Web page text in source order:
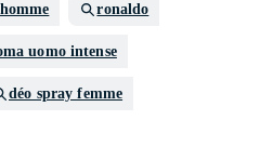
ronaldo
uomo intense
déo spray femme